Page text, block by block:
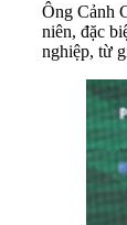
Ông Cảnh
niên, đặc
nghiệp, từ